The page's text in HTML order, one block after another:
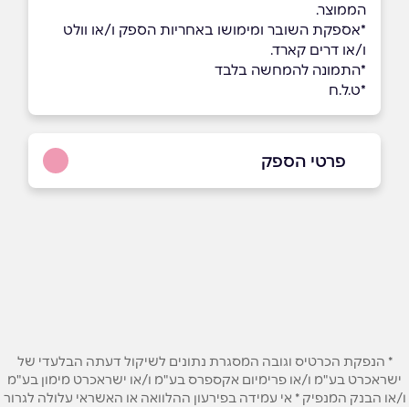
הממוצר.
*אספקת השובר ומימושו באחריות הספק ו/או וולט
ו/או דרים קארד.
*התמונה להמחשה בלבד
*ט.ל.ח
פרטי הספק
אימייל*
* הנפקת הכרטיס וגובה המסגרת נתונים לשיקול דעתה הבלעדי של
ישראכרט בע"מ ו/או פרימיום אקספרס בע"מ ו/או ישראכרט מימון בע"מ
ו/או הבנק המנפיק * אי עמידה בפירעון ההלוואה או האשראי עלולה לגרור